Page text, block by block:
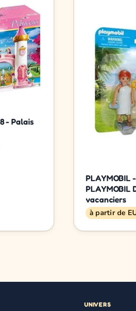
- Palais
PLAYMOBIL
PLAYMOBIL
vacanciers
à partir de
UNIVERS